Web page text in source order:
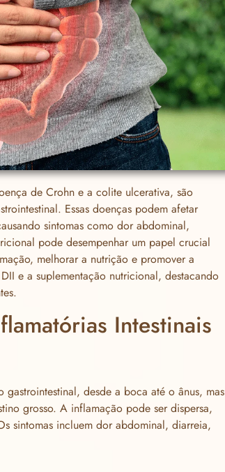
de Crohn e a colite ulcerativa, são
Essas doenças podem afetar
sintomas como dor abdominal,
pode desempenhar um papel crucial
melhorar a nutrição e promover a
e a suplementação nutricional, destacando
Intestinais
desde a boca até o ânus, mas
grosso. A inflamação pode ser dispersa,
sintomas incluem dor abdominal, diarreia,